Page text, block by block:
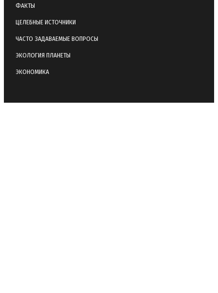
ФАКТЫ
ЦЕЛЕБНЫЕ ИСТОЧНИКИ
ЧАСТО ЗАДАВАЕМЫЕ ВОПРОСЫ
ЭКОЛОГИЯ ПЛАНЕТЫ
ЭКОНОМИКА